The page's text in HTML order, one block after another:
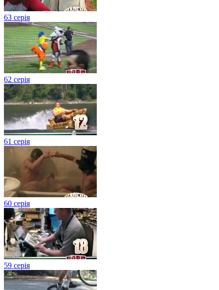
63 серія
62 серія
61 серія
60 серія
59 серія